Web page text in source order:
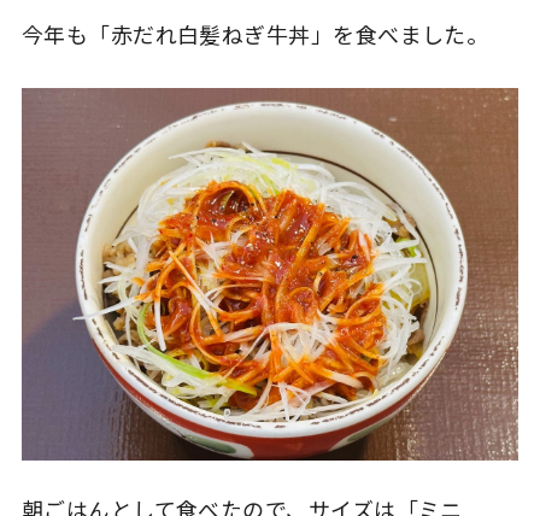
今年も「赤だれ白髪ねぎ牛丼」を食べました。
朝ごはんとして食べたので、サイズは「ミニ